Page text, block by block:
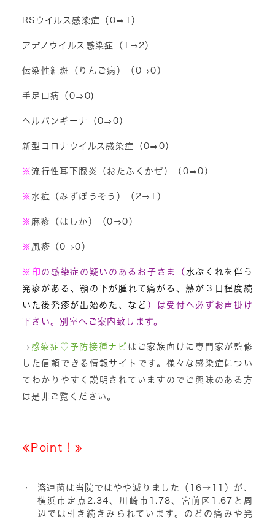
RSウイルス感染症（0⇒1）
アデノウイルス感染症（1⇒2）
伝染性紅斑（りんご病）（0⇒0）
手足口病（0⇒0)
ヘルパンギーナ（0⇒0）
新型コロナウイルス感染症（0⇒0）
※流行性耳下腺炎（おたふくかぜ）（0⇒0）
※ 水痘（みずぼうそう）（2⇒1）
※ 麻疹（はしか）（0⇒0）
※ 風疹（0⇒0）
※ 印 の感染症の疑いのあるお子さま（ 水ぶくれを伴う
発疹がある、顎の下が腫れて痛がる、熱が３日程度続
いた後発疹が出始めた、など ）は受付へ必ずお声掛け
下さい。別室へご案内致します。
⇒ 感染症♡予防接種ナビ はご家族向けに専門家が監修
した信頼できる情報サイトです。様々な感染症につい
てわかりやすく説明されていますのでご興味のある方
は是非ご覧ください。
≪Point！≫
溶連菌は当院ではやや減りました（16→11） が、
横浜市 定点2.34、川崎市 1.78、宮前区 1.67 と周
辺では引き続きみられています。 のどの痛みや発